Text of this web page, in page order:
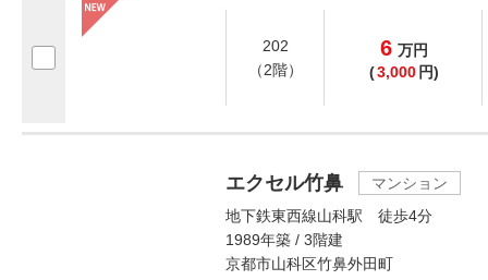
202
（2階）
6 万円
(3,000 円)
エクセル竹鼻
マンション
地下鉄東西線山科駅 徒歩4分
1989年築 / 3階建
京都市山科区竹鼻外田町